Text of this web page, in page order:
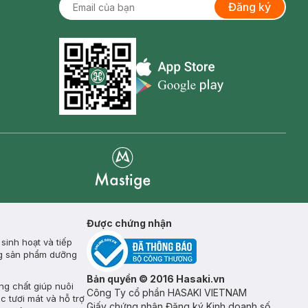
Đăng ký
Appstore icon
hoạt và tiếp
phẩm dưỡng
chất giúp nuôi
tươi mát và hỗ trợ
Được chứng nhận
Bản quyền © 2016 Hasaki.vn
Công Ty cổ phần HASAKI VIETNAM